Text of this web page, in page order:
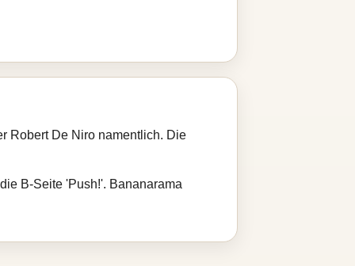
Robert De Niro namentlich. Die
B-Seite 'Push!'. Bananarama